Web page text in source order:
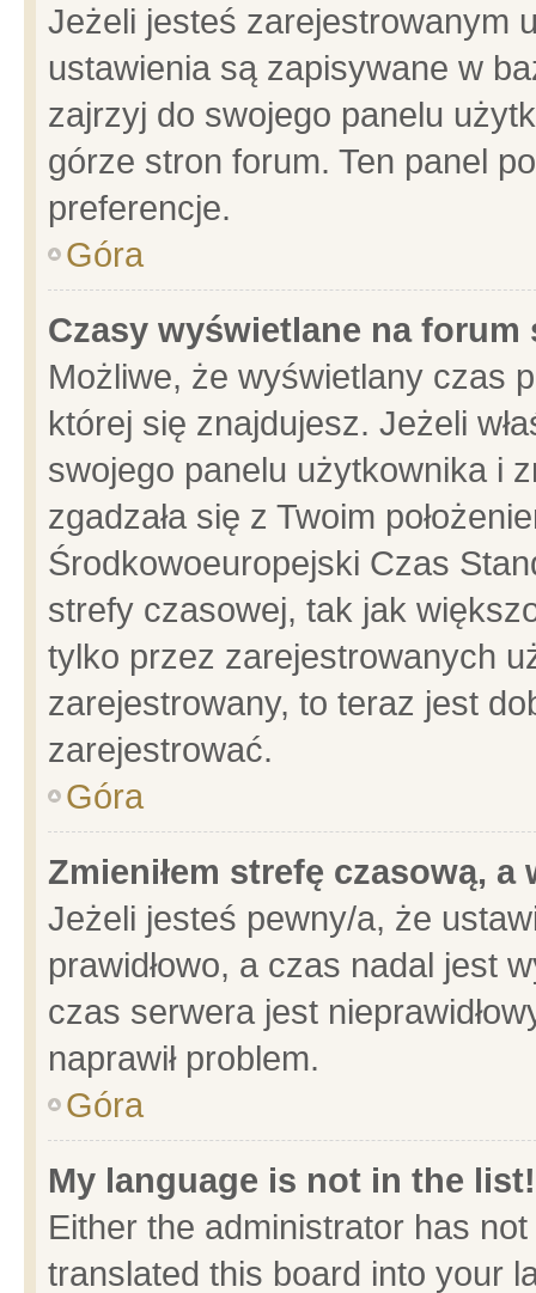
Jeżeli jesteś zarejestrowanym
ustawienia są zapisywane w
zajrzyj do swojego panelu
górze stron forum. Ten panel
preferencje.
Góra
Czasy wyświetlane na forum
Możliwe, że wyświetlany czas
której się znajdujesz. Jeżeli
swojego panelu użytkownika i
zgadzała się z Twoim
Środkowoeuropejski Czas
strefy czasowej, tak jak
tylko przez zarejestrowanych
zarejestrowany, to teraz jest
zarejestrować.
Góra
Zmieniłem strefę czasową,
Jeżeli jesteś pewny/a, że
prawidłowo, a czas nadal jest
czas serwera jest
naprawił problem.
Góra
My language is not in the list!
Either the administrator has
translated this board into your